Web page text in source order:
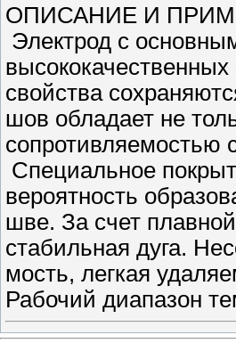
ОПИСАНИЕ И
Электрод с
свойства
шов обладает не
сопротивляемостью
Специальное
вероятность
шве. За счет
стабильная дуга.
мость, легкая
Рабочий диапазон